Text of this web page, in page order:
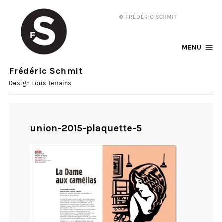
Frédéric Schmit
Design tous terrains
MENU
© FRÉDÉRIC SCHMIT
union-2015-plaquette-5